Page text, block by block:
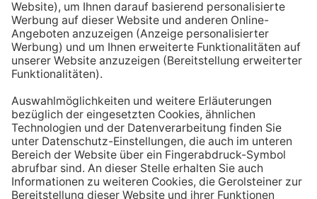
[2] Deutsche Gesellschaft für Ernährung e. V.
(DGE). Magnesium – Referenzwerte für die
Nährstoffzufuhr. In:
https://www.dge.de/wissenschaft/referenzwer
te/magnesium/
[3]MSD Manuals (o. J.): Präeklampsie und
Eklampsie. In:
https://www.msdmanuals.com/de/heim/kurzin
formationen-gesundheitsprobleme-von-
frauen/schwangerschaftskomplikationen/präe
klampsie-und-eklampsie